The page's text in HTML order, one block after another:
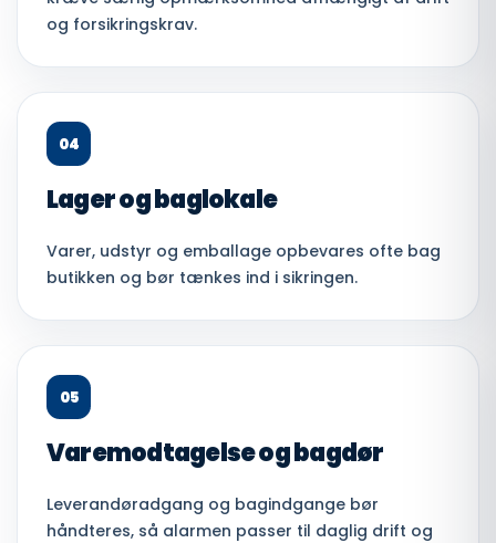
og forsikringskrav.
04
Lager og baglokale
Varer, udstyr og emballage opbevares ofte bag
butikken og bør tænkes ind i sikringen.
05
Varemodtagelse og bagdør
Leverandøradgang og bagindgange bør
håndteres, så alarmen passer til daglig drift og